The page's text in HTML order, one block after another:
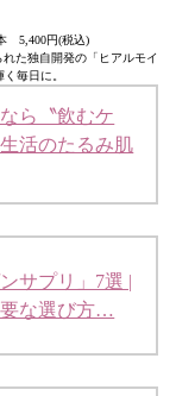
5,400円(税込)
た独自開発の「ヒアルモイ
毎日に。
ら〝飲むケ
活のたるみ肌
サプリ」7選 |
な選び方…